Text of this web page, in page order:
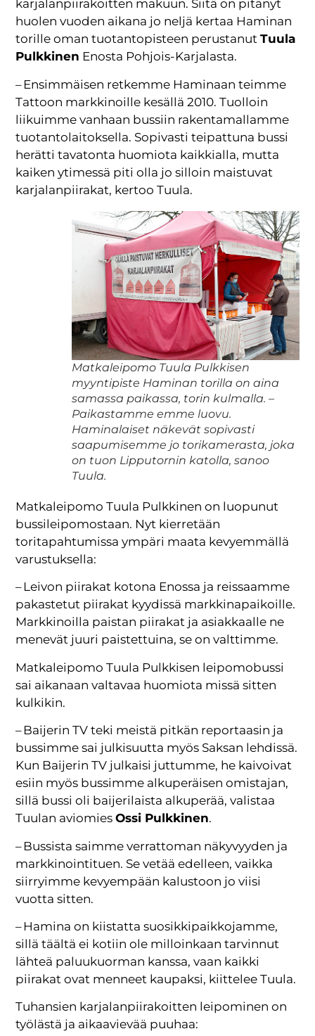
karjalanpiirakoitten makuun. Siitä on pitänyt
huolen vuoden aikana jo neljä kertaa Haminan
torille oman tuotantopisteen perustanutTuula
Pulkkinen Enosta Pohjois-Karjalasta.
– Ensimmäisen retkemme Haminaan teimme
Tattoon markkinoille kesällä 2010. Tuolloin
liikuimme vanhaan bussiin rakentamallamme
tuotantolaitoksella. Sopivasti teipattuna bussi
herätti tavatonta huomiota kaikkialla, mutta
kaiken ytimessä piti olla jo silloin maistuvat
karjalanpiirakat, kertoo Tuula.
Matkaleipomo Tuula Pulkkisen
myyntipiste Haminan torilla on aina
samassa paikassa, torin kulmalla. –
Paikastamme emme luovu.
Haminalaiset näkevät sopivasti
saapumisemme jo torikamerasta, joka
on tuon Lipputornin katolla, sanoo
Tuula.
Matkaleipomo Tuula Pulkkinen on luopunut
bussileipomostaan. Nyt kierretään
toritapahtumissa ympäri maata kevyemmällä
varustuksella:
– Leivon piirakat kotona Enossa ja reissaamme
pakastetut piirakat kyydissä markkinapaikoille.
Markkinoilla paistan piirakat ja asiakkaalle ne
menevät juuri paistettuina, se on valttimme.
Matkaleipomo Tuula Pulkkisen leipomobussi
sai aikanaan valtavaa huomiota missä sitten
kulkikin.
– Baijerin TV teki meistä pitkän reportaasin ja
bussimme sai julkisuutta myös Saksan lehdissä.
Kun Baijerin TV julkaisi juttumme, he kaivoivat
esiin myös bussimme alkuperäisen omistajan,
sillä bussi oli baijerilaista alkuperää, valistaa
Tuulan aviomiesOssi Pulkkinen.
– Bussista saimme verrattoman näkyvyyden ja
markkinointituen. Se vetää edelleen, vaikka
siirryimme kevyempään kalustoon jo viisi
vuotta sitten.
– Hamina on kiistatta suosikkipaikkojamme,
sillä täältä ei kotiin ole milloinkaan tarvinnut
lähteä paluukuorman kanssa, vaan kaikki
piirakat ovat menneet kaupaksi, kiittelee Tuula.
Tuhansien karjalanpiirakoitten leipominen on
työlästä ja aikaavievää puuhaa: